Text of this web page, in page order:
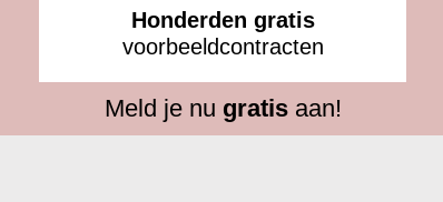
Honderden gratis
voorbeeldcontracten
Meld je nu gratisaan!